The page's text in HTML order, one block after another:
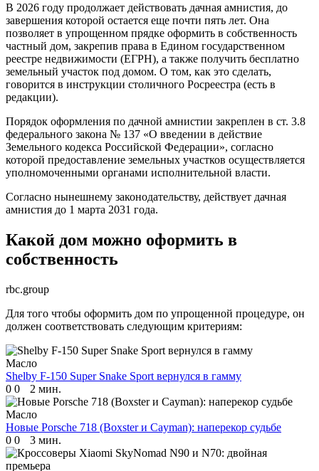
В 2026 году продолжает действовать дачная амнистия, до
завершения которой остается еще почти пять лет. Она
позволяет в упрощенном прядке оформить в собственность
частный дом, закрепив права в Едином государственном
реестре недвижимости (ЕГРН), а также получить бесплатно
земельный участок под домом. О том, как это сделать,
говорится в инструкции столичного Росреестра (есть в
редакции).
Порядок оформления по дачной амнистии закреплен в ст. 3.8
федерального закона № 137 «О введении в действие
Земельного кодекса Российской Федерации», согласно
которой предоставление земельных участков осуществляется
уполномоченными органами исполнительной власти.
Согласно нынешнему законодательству, действует дачная
амнистия до 1 марта 2031 года.
Какой дом можно оформить в
собственность
rbc.group
Для того чтобы оформить дом по упрощенной процедуре, он
должен соответствовать следующим критериям:
Масло
Shelby F-150 Super Snake Sport вернулся в гамму
0 0 2 мин.
Масло
Новые Porsche 718 (Boxster и Cayman): наперекор судьбе
0 0 3 мин.